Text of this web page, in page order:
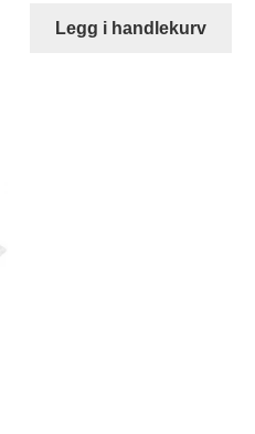
Legg i handlekurv